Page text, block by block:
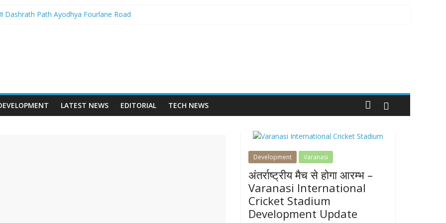
Dashrath Path Ayodhya Fourlane Road
Mohansarai Lahartara 6 Lane Road Varanasi
– Prayagraj 6 Lane Ganga Bridge
LATEST NEWS EDITORIAL TECH NEWS
Development Varanasi
अंतर्राष्ट्रीय मैच से होगा आरम्भ –
Varanasi International
Cricket Stadium
Development Update